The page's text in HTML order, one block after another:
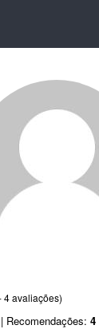
4 avaliações)
| Recomendações: 4